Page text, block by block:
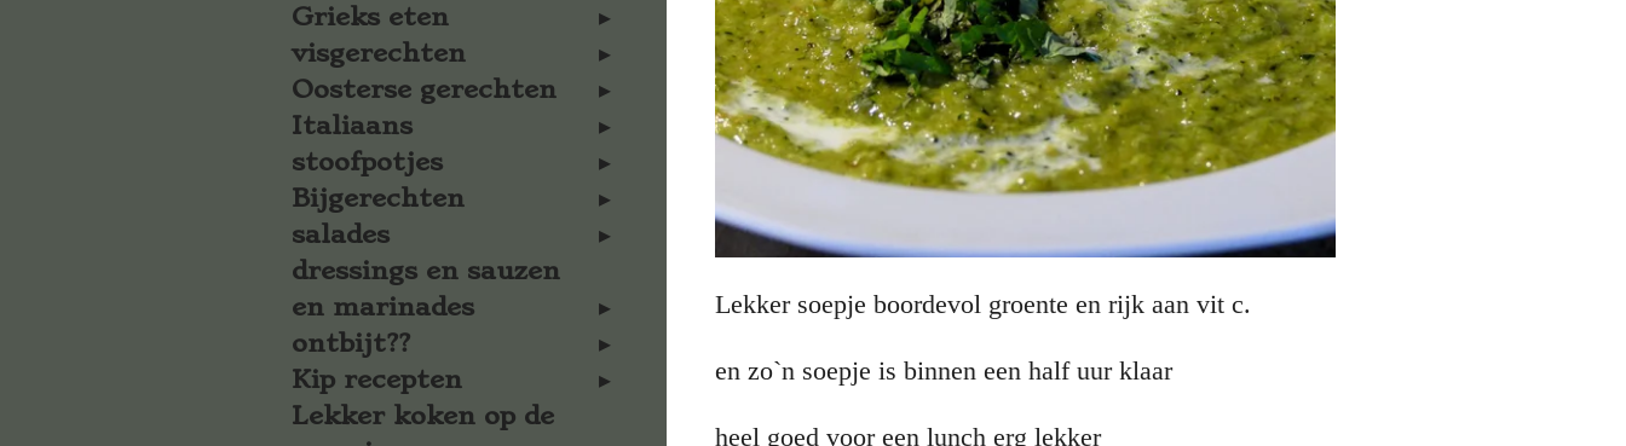
Lekker soepje boordevol groente en rijk aan vit c.
en zo`n soepje is binnen een half uur klaar
heel goed voor een lunch erg lekker
Grieks eten
visgerechten
Oosterse gerechten
Italiaans
stoofpotjes
Bijgerechten
salades
dressings en sauzen
en marinades
ontbijt??
Kip recepten
Lekker koken op de